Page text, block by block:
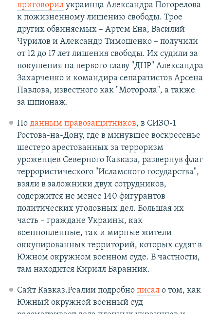
приговорилукраинца Александра Погорелова
к пожизненному лишению свободы. Трое
других обвиняемых – Артем Ена, Василий
Чурилов и Александр Тимошенко – получили
от 12 до 17 лет лишения свободы. Их судили за
покушения на первого главу "ДНР" Александра
Захарченко и командира сепаратистов Арсена
Павлова, известного как "Моторола", а также
за шпионаж.
По данным правозащитников, в СИЗО-1
Ростова-на-Дону, где в минувшее воскресенье
шестеро арестованных за терроризм
уроженцев Северного Кавказа, развернув флаг
террористического "Исламского государства",
взяли в заложники двух сотрудников,
содержится не менее 140 фигурантов
политических уголовных дел. Большая их
часть – граждане Украины, как
военнопленные, так и мирные жители
оккупированных территорий, которых судят в
Южном окружном военном суде. В частности,
там находится Кирилл Баранник.
Сайт Кавказ.Реалии подробно писало том, как
Южный окружной военный суд